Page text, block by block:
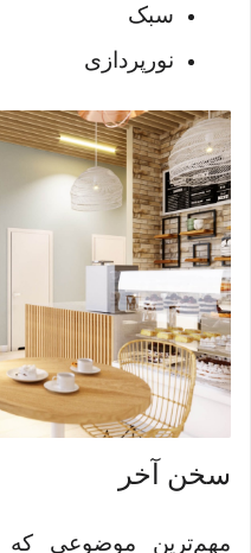
سبک
نورپردازی
سخن آخر
مهم‌ترین موضوعی